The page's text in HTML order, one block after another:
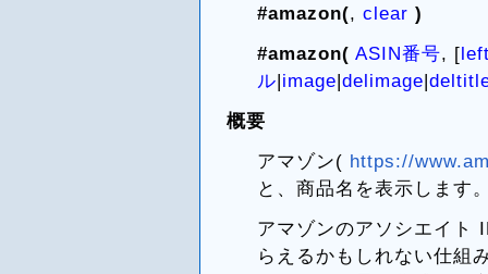
#amazon(, clear )
#amazon( ASIN番号, [
ル|image|delimage|
概要
アマゾン( https://
と、商品名を表示します
アマゾンのアソシエイト
らえるかもしれない仕組